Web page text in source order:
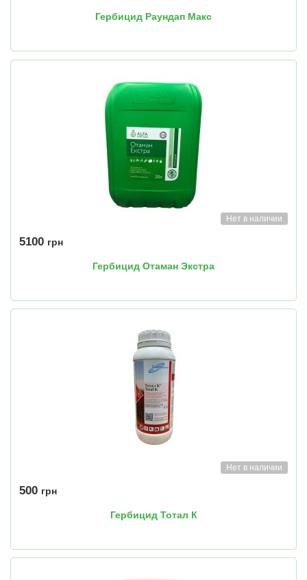
Гербицид Раундап Макс
Нет в наличии
5100 грн
Гербицид Отаман Экстра
Нет в наличии
500 грн
Гербицид Тотал К